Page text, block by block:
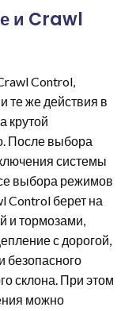
и Crawl
Control,
те же действия в
крутой
После выбора
системы
выбора режимов
Control берет на
и тормозами,
с дорогой,
безопасного
склона. При этом
можно